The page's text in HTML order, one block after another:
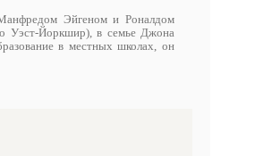
Эйгеном и Роналдом
Уэст-Йоркшир), в семье Джона
в местных школах, он